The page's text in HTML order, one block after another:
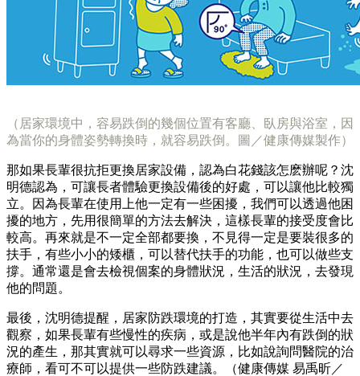
（居家環境中，容易跌倒的幾個位置有客廳、臥房與浴室，因
為當你的身體姿勢轉換時，就容易跌倒。
圖／健康傳媒製作）
那如果長輩很抗拒更換居家設備，認為白花錢該怎麽辦呢？沈
明德認為，可讓長者體驗更換設備後的好處，可以讓他比較獨
立。因為長輩在使用上他一定有一些困擾，我們可以透過他困
擾的地方，先用很簡單的方法去解決，這樣長輩的接受度會比
較高。再來就是不一定全部都要換，不見得一定是要裝很多的
扶手，有些小小的矮櫃，可以替代扶手的功能，也可以做些支
撐。通常還是會去檢視個案的身體狀況，生活的狀況，去發現
他的問題。
最後，沈明德提醒，居家防跌環境的打造，其實要從生活中去
觀察，如果長輩有些慢性的疾病，或是說他半年內有跌倒的狀
況的產生，那其實就可以尋求一些資源，比如說詢問醫院的治
療師，看可不可以提供一些防跌建議。（健康傳媒 易禹昕／